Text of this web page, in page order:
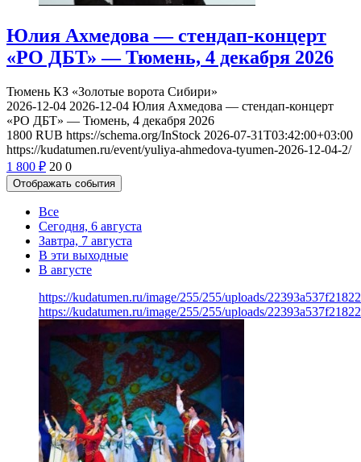
Юлия Ахмедова — стендап-концерт
«РО ДБТ» — Тюмень, 4 декабря 2026
Тюмень КЗ «Золотые ворота Сибири»
2026-12-04 2026-12-04 Юлия Ахмедова — стендап-концерт
«РО ДБТ» — Тюмень, 4 декабря 2026
1800 RUB https://schema.org/InStock 2026-07-31T03:42:00+03:00
https://kudatumen.ru/event/yuliya-ahmedova-tyumen-2026-12-04-2/
1 800 ₽ 20 0
Отображать события
Все
Сегодня, 6 августа
Завтра, 7 августа
В эти выходные
В августе
https://kudatumen.ru/image/255/255/uploads/
https://kudatumen.ru/image/255/255/uploads/